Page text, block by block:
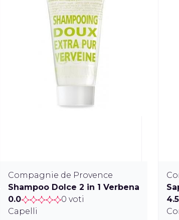
Compagnie de Provence
Shampoo Dolce 2 in 1 Verbena
0.0
0 voti
Capelli
4.5